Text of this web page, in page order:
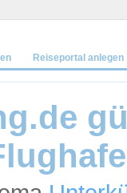
Reiseportal anlegen